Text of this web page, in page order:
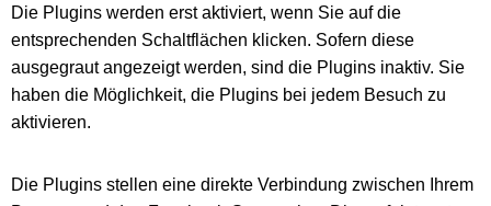
Die Plugins werden erst aktiviert, wenn Sie auf die
entsprechenden Schaltflächen klicken. Sofern diese
ausgegraut angezeigt werden, sind die Plugins inaktiv. Sie
haben die Möglichkeit, die Plugins bei jedem Besuch zu
aktivieren.
Die Plugins stellen eine direkte Verbindung zwischen Ihrem